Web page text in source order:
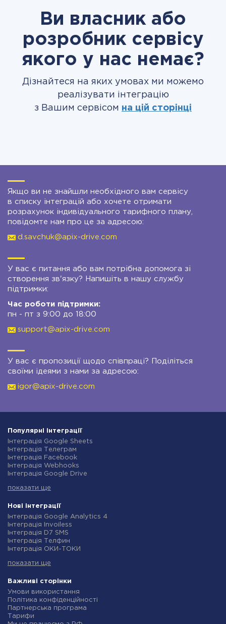
Ви власник або
розробник сервісу
якого у нас немає?
Дізнайтеся на яких умовах ми можемо
реалізувати інтеграцію
з Вашим сервісом на цій сторінці
Якщо ви не знайшли необхідного вам сервісу
в списку інтеграцій або хочете отримати
розрахунок індивідуального тарифного плану,
повідомте нам про це за адресою:
d.savchuk@apix-drive.com
У вас є питання або вам потрібна допомога зі
створення зв'язку? Напишіть в нашу службу
підтримки:
Час роботи підтримки:
пн - пт з 9:00 до 18:00
support@apix-drive.com
У вас є пропозиції щодо співпраці? Поділіться
своїми ідеями з нами за адресою:
igor@apix-drive.com
Популярні інтеграції
Інтеграція Google Sheets
Інтеграція Телеграм
Інтеграція Facebook
Інтеграція Webhooks
Інтеграція Google Drive
Інтеграція Gmail
Інтеграція Rozetka
Інтеграція OpenAI (ChatGPT)
Інтеграція Binotel
Інтеграція Prom
Інтеграція Приват24
Інтеграція OLX
Інтеграція SendPulse
Інтеграція Stream Telecom
Інтеграція Google Analytics
Інтеграція Creatio
Інтеграція Ringostat
Інтеграція Google Calendar
показати ще
Нові інтеграції
Інтеграція Google Analytics 4
Інтеграція Invoiless
Інтеграція D7 SMS
Інтеграція Телфин
Інтеграція ОКИ-ТОКИ
Інтеграція Microsoft Dynamics 365
Інтеграція TxtSync
Інтеграція Wire2Air
Інтеграція Corezoid
Інтеграція Infobip
Інтеграція Instasent
Інтеграція AtomPark
показати ще
Важливі сторінки
Умови використання
Політика конфіденційності
Партнерська програма
Тарифи